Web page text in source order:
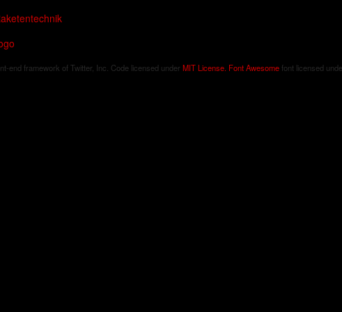
end framework of Twitter, Inc. Code licensed under MIT License. Font Awesomefont licensed